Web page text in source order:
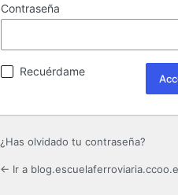
Contraseña
Recuérdame
¿Has olvidado tu contraseña?
← Ir a